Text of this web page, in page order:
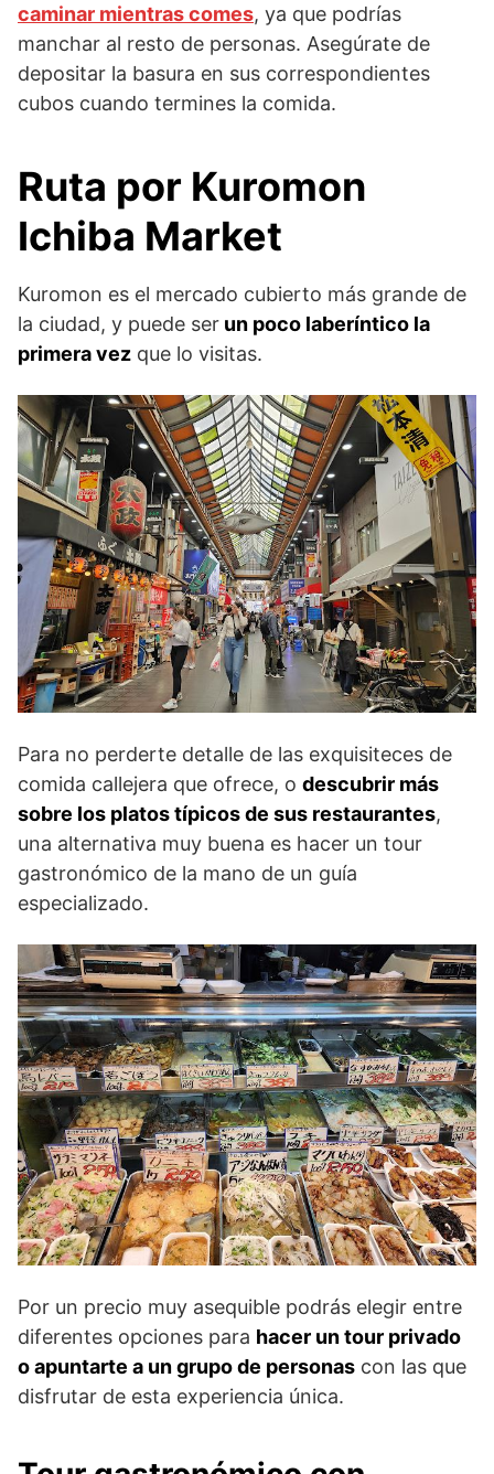
caminar mientras comes, ya que podrías
manchar al resto de personas. Asegúrate de
depositar la basura en sus correspondientes
cubos cuando termines la comida.
Ruta por Kuromon
Ichiba Market
Kuromon es el mercado cubierto más grande de
la ciudad, y puede ser un poco laberíntico la
primera vez que lo visitas.
Para no perderte detalle de las exquisiteces de
comida callejera que ofrece, o descubrir más
sobre los platos típicos de sus restaurantes,
una alternativa muy buena es hacer un tour
gastronómico de la mano de un guía
especializado.
Por un precio muy asequible podrás elegir entre
diferentes opciones para hacer un tour privado
o apuntarte a un grupo de personas con las que
disfrutar de esta experiencia única.